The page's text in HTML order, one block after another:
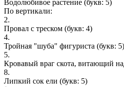
Водолюбивое растение (букв: 5)
По вертикали:
2.
Провал с треском (букв: 4)
4.
Тройная "шуба" фигуриста (букв: 5)
5.
Кровавый враг скота, витающий
8.
Липкий сок ели (букв: 5)